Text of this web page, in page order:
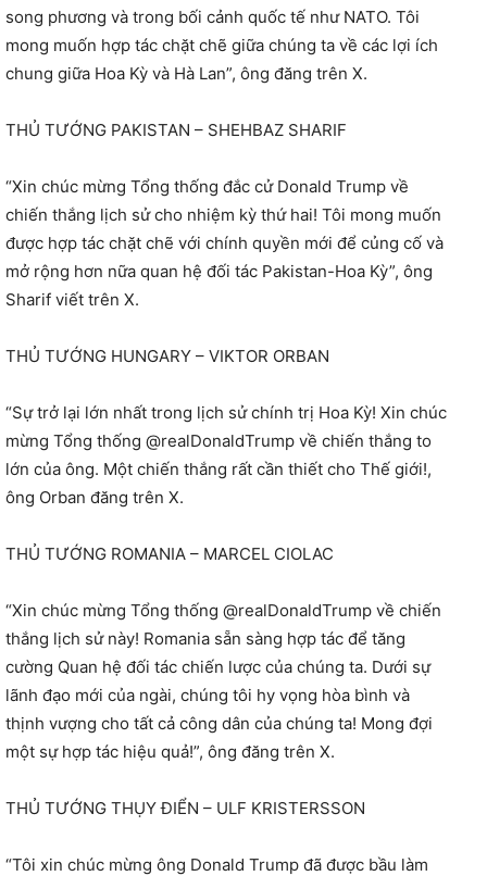
song phương và trong bối cảnh quốc tế như NATO. Tôi
mong muốn hợp tác chặt chẽ giữa chúng ta về các lợi ích
chung giữa Hoa Kỳ và Hà Lan”, ông đăng trên X.
THỦ TƯỚNG PAKISTAN – SHEHBAZ SHARIF
“Xin chúc mừng Tổng thống đắc cử Donald Trump về
chiến thắng lịch sử cho nhiệm kỳ thứ hai! Tôi mong muốn
được hợp tác chặt chẽ với chính quyền mới để củng cố và
mở rộng hơn nữa quan hệ đối tác Pakistan-Hoa Kỳ”, ông
Sharif viết trên X.
THỦ TƯỚNG HUNGARY – VIKTOR ORBAN
“Sự trở lại lớn nhất trong lịch sử chính trị Hoa Kỳ! Xin chúc
mừng Tổng thống @realDonaldTrump về chiến thắng to
lớn của ông. Một chiến thắng rất cần thiết cho Thế giới!,
ông Orban đăng trên X.
THỦ TƯỚNG ROMANIA – MARCEL CIOLAC
“Xin chúc mừng Tổng thống @realDonaldTrump về chiến
thắng lịch sử này! Romania sẵn sàng hợp tác để tăng
cường Quan hệ đối tác chiến lược của chúng ta. Dưới sự
lãnh đạo mới của ngài, chúng tôi hy vọng hòa bình và
thịnh vượng cho tất cả công dân của chúng ta! Mong đợi
một sự hợp tác hiệu quả!”, ông đăng trên X.
THỦ TƯỚNG THỤY ĐIỂN – ULF KRISTERSSON
“Tôi xin chúc mừng ông Donald Trump đã được bầu làm